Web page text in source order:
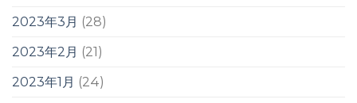
2023年3月 (28)
2023年2月 (21)
2023年1月 (24)